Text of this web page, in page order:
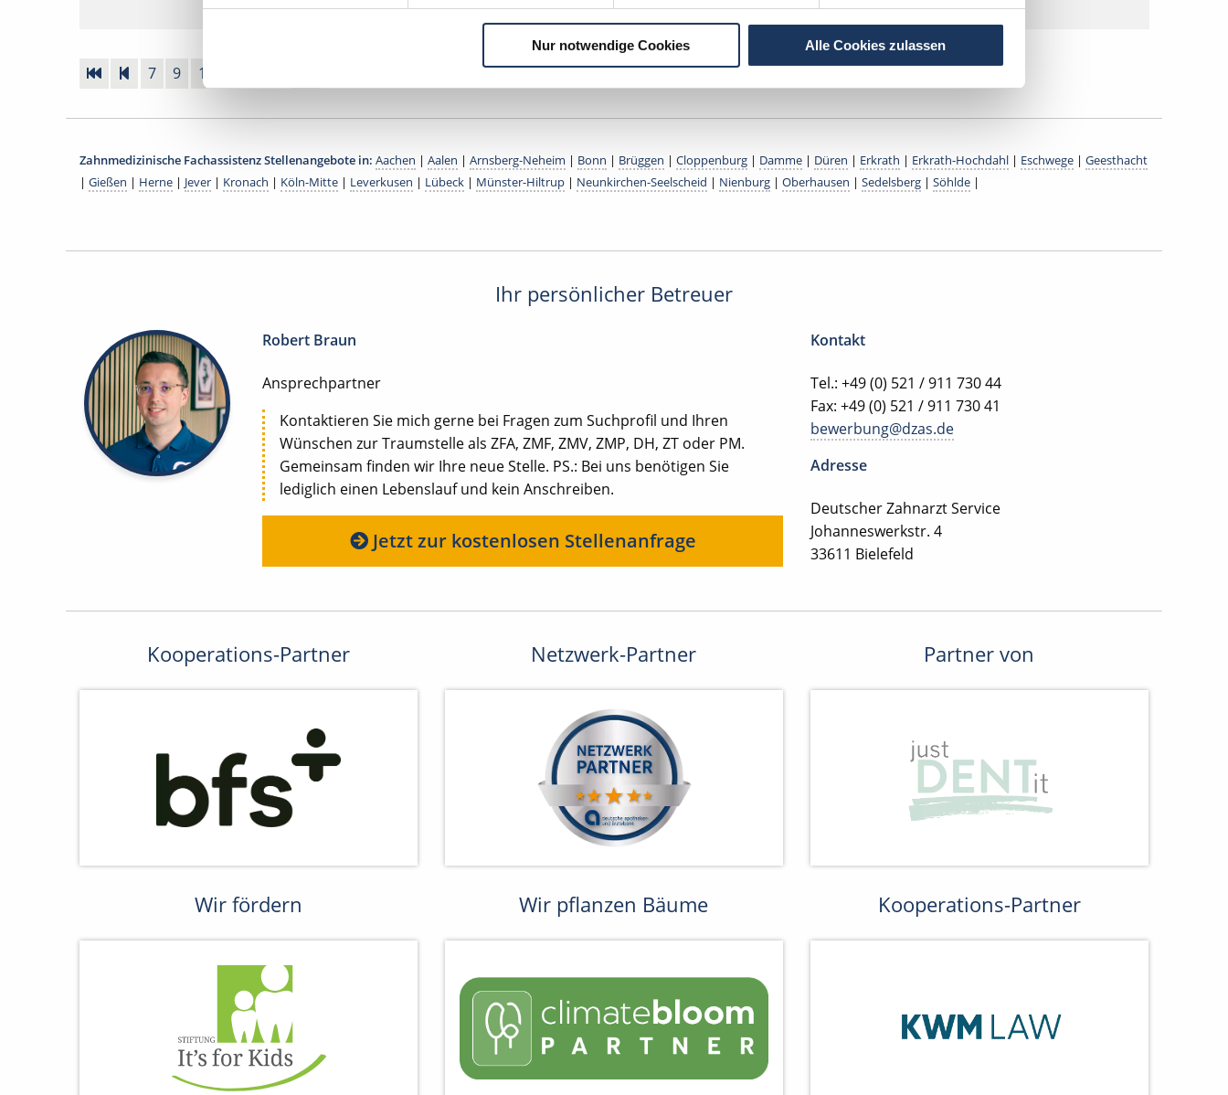
Nur notwendige Cookies Alle Cookies zulassen
7 9 10
Zahnmedizinische Fachassistenz Stellenangebote in: Aachen | Aalen | Arnsberg-Neheim | Bonn | Brüggen | Cloppenburg | Damme | Düren | Erkrath | Erkrath-Hochdahl | Eschwege | Geesthacht
| Gießen | Herne | Jever | Kronach | Köln-Mitte | Leverkusen | Lübeck | Münster-Hiltrup | Neunkirchen-Seelscheid | Nienburg | Oberhausen | Sedelsberg | Söhlde |
Ihr persönlicher Betreuer
Robert Braun
Ansprechpartner
Kontaktieren Sie mich gerne bei Fragen zum Suchprofil und Ihren
Wünschen zur Traumstelle als ZFA, ZMF, ZMV, ZMP, DH, ZT oder PM.
Gemeinsam finden wir Ihre neue Stelle. PS.: Bei uns benötigen Sie
lediglich einen Lebenslauf und kein Anschreiben.
Jetzt zur kostenlosen Stellenanfrage
Kontakt
Tel.: +49 (0) 521 / 911 730 44
Fax: +49 (0) 521 / 911 730 41
bewerbung@dzas.de
Adresse
Deutscher Zahnarzt Service
Johanneswerkstr. 4
33611 Bielefeld
Kooperations-Partner Netzwerk-Partner Partner von
Wir fördern Wir pflanzen Bäume Kooperations-Partner